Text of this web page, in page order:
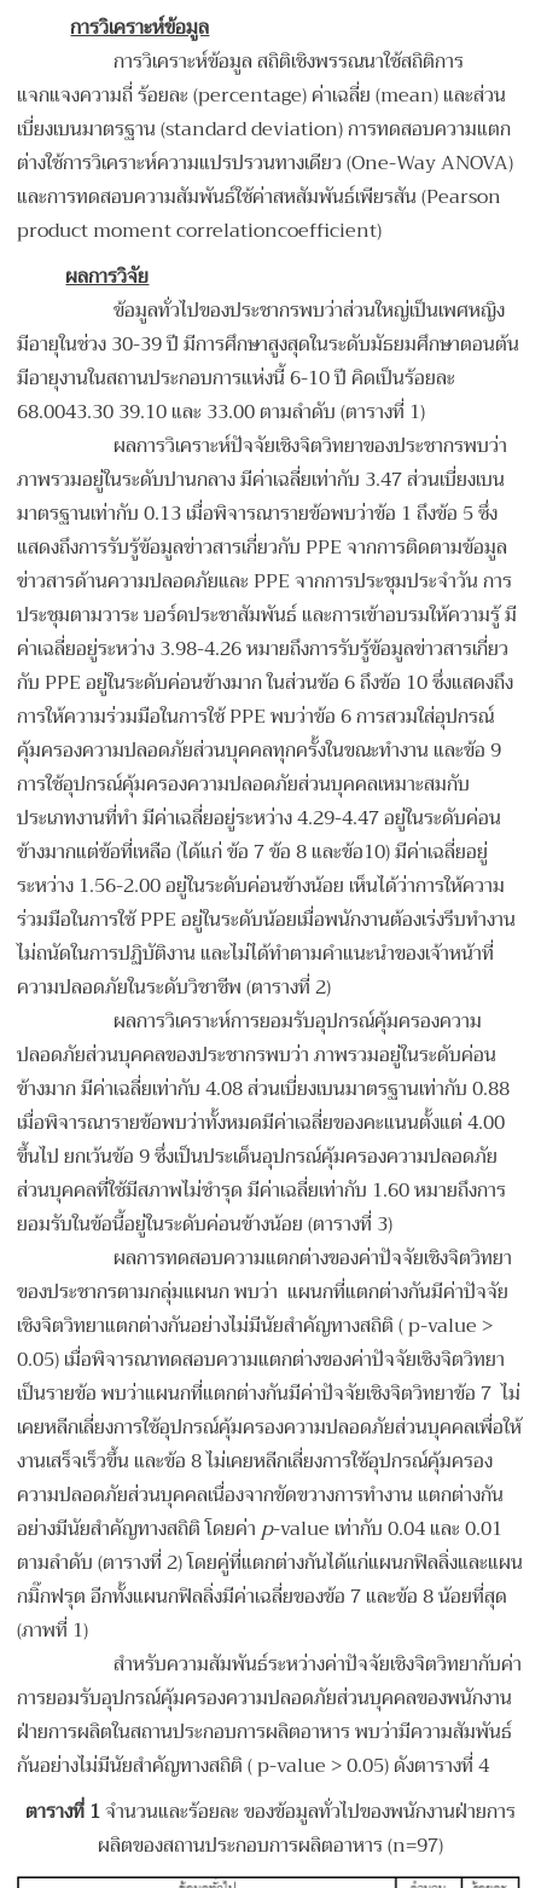
การวิเคราะห์ข้อมูล
การวิเคราะห์ข้อมูล สถิติเชิงพรรณนาใช้สถิติการ
แจกแจงความถี่ ร้อยละ (percentage) ค่าเฉลี่ย (mean) และส่วน
เบี่ยงเบนมาตรฐาน (standard deviation) การทดสอบความแตก
ต่างใช้การวิเคราะห์ความแปรปรวนทางเดียว (One-Way ANOVA)
และการทดสอบความสัมพันธ์ใช้ค่าสหสัมพันธ์เพียรสัน (Pearson
product moment correlationcoefficient)
ผลการวิจัย
ข้อมูลทั่วไปของประชากรพบว่าส่วนใหญ่เป็นเพศหญิง
มีอายุในช่วง 30-39 ปี มีการศึกษาสูงสุดในระดับมัธยมศึกษาตอนต้น
มีอายุงานในสถานประกอบการแห่งนี้ 6-10 ปี คิดเป็นร้อยละ
68.0043.30 39.10 และ 33.00 ตามลำดับ (ตารางที่ 1)
ผลการวิเคราะห์ปัจจัยเชิงจิตวิทยาของประชากรพบว่า
ภาพรวมอยู่ในระดับปานกลาง มีค่าเฉลี่ยเท่ากับ 3.47 ส่วนเบี่ยงเบน
มาตรฐานเท่ากับ 0.13 เมื่อพิจารณารายข้อพบว่าข้อ 1 ถึงข้อ 5 ซึ่ง
แสดงถึงการรับรู้ข้อมูลข่าวสารเกี่ยวกับ PPE จากการติดตามข้อมูล
ข่าวสารด้านความปลอดภัยและ PPE จากการประชุมประจำวัน การ
ประชุมตามวาระ บอร์ดประชาสัมพันธ์ และการเข้าอบรมให้ความรู้ มี
ค่าเฉลี่ยอยู่ระหว่าง 3.98-4.26 หมายถึงการรับรู้ข้อมูลข่าวสารเกี่ยว
กับ PPE อยู่ในระดับค่อนข้างมาก ในส่วนข้อ 6 ถึงข้อ 10 ซึ่งแสดงถึง
การให้ความร่วมมือในการใช้ PPE พบว่าข้อ 6 การสวมใส่อุปกรณ์
คุ้มครองความปลอดภัยส่วนบุคคลทุกครั้งในขณะทำงาน และข้อ 9
การใช้อุปกรณ์คุ้มครองความปลอดภัยส่วนบุคคลเหมาะสมกับ
ประเภทงานที่ทำ มีค่าเฉลี่ยอยู่ระหว่าง 4.29-4.47 อยู่ในระดับค่อน
ข้างมากแต่ข้อที่เหลือ (ได้แก่ ข้อ 7 ข้อ 8 และข้อ10) มีค่าเฉลี่ยอยู่
ระหว่าง 1.56-2.00 อยู่ในระดับค่อนข้างน้อย เห็นได้ว่าการให้ความ
ร่วมมือในการใช้ PPE อยู่ในระดับน้อยเมื่อพนักงานต้องเร่งรีบทำงาน
ไม่ถนัดในการปฏิบัติงาน และไม่ได้ทำตามคำแนะนำของเจ้าหน้าที่
ความปลอดภัยในระดับวิชาชีพ (ตารางที่ 2)
ผลการวิเคราะห์การยอมรับอุปกรณ์คุ้มครองความ
ปลอดภัยส่วนบุคคลของประชากรพบว่า ภาพรวมอยู่ในระดับค่อน
ข้างมาก มีค่าเฉลี่ยเท่ากับ 4.08 ส่วนเบี่ยงเบนมาตรฐานเท่ากับ 0.88
เมื่อพิจารณารายข้อพบว่าทั้งหมดมีค่าเฉลี่ยของคะแนนตั้งแต่ 4.00
ขึ้นไป ยกเว้นข้อ 9 ซึ่งเป็นประเด็นอุปกรณ์คุ้มครองความปลอดภัย
ส่วนบุคคลที่ใช้มีสภาพไม่ชำรุด มีค่าเฉลี่ยเท่ากับ 1.60 หมายถึงการ
ยอมรับในข้อนี้อยู่ในระดับค่อนข้างน้อย (ตารางที่ 3)
ผลการทดสอบความแตกต่างของค่าปัจจัยเชิงจิตวิทยา
ของประชากรตามกลุ่มแผนก พบว่า แผนกที่แตกต่างกันมีค่าปัจจัย
เชิงจิตวิทยาแตกต่างกันอย่างไม่มีนัยสำคัญทางสถิติ ( p-value >
0.05) เมื่อพิจารณาทดสอบความแตกต่างของค่าปัจจัยเชิงจิตวิทยา
เป็นรายข้อ พบว่าแผนกที่แตกต่างกันมีค่าปัจจัยเชิงจิตวิทยาข้อ 7 ไม่
เคยหลีกเลี่ยงการใช้อุปกรณ์คุ้มครองความปลอดภัยส่วนบุคคลเพื่อให้
งานเสร็จเร็วขึ้น และข้อ 8 ไม่เคยหลีกเลี่ยงการใช้อุปกรณ์คุ้มครอง
ความปลอดภัยส่วนบุคคลเนื่องจากขัดขวางการทำงาน แตกต่างกัน
อย่างมีนัยสำคัญทางสถิติ โดยค่าp-value เท่ากับ 0.04 และ 0.01
ตามลำดับ (ตารางที่ 2) โดยคู่ที่แตกต่างกันได้แก่แผนกฟิลลิ่งและแผน
กมิ๊กฟรุต อีกทั้งแผนกฟิลลิ่งมีค่าเฉลี่ยของข้อ 7 และข้อ 8 น้อยที่สุด
(ภาพที่ 1)
สำหรับความสัมพันธ์ระหว่างค่าปัจจัยเชิงจิตวิทยากับค่า
การยอมรับอุปกรณ์คุ้มครองความปลอดภัยส่วนบุคคลของพนักงาน
ฝ่ายการผลิตในสถานประกอบการผลิตอาหาร พบว่ามีความสัมพันธ์
กันอย่างไม่มีนัยสำคัญทางสถิติ ( p-value > 0.05) ดังตารางที่ 4
ตารางที่ 1จำนวนและร้อยละ ของข้อมูลทั่วไปของพนักงานฝ่ายการ
ผลิตของสถานประกอบการผลิตอาหาร (n=97)